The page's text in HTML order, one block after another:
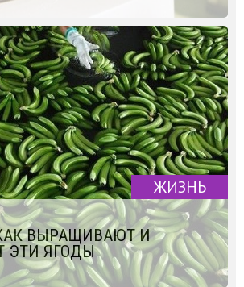
ЖИЗНЬ
ВЫРАЩИВАЮТ И
ЭТИ ЯГОДЫ